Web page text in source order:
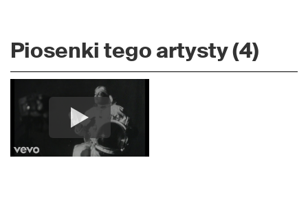
Piosenki tego artysty (4)